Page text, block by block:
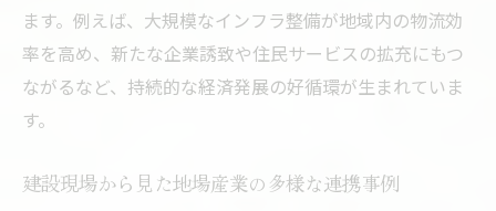
建設業目線で捉える地域経済の安定要因
産業バランスを支える建設業の貢献ポイン
ト
派生産業を生む建設業の強みと地域連携の実例
ます。例えば、大規模なインフラ整備が地域内の物流効
率を高め、新たな企業誘致や住民サービスの拡充にもつ
ながるなど、持続的な経済発展の好循環が生まれていま
す。
建設現場から見た地場産業の多様な連携事例